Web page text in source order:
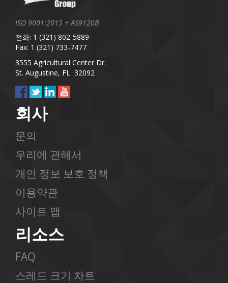
ISO 9001:2015 + AS9120B
전화: 1 (321) 802-5889
Fax: 1 (321) 733-7477
3555 Agricultural Center Dr.
St. Augustine, FL 32092
회사
문의
우리에 관해서
개인 정보 보호 정책
이용약관
사이트 맵
리소스
FAQ
스레드 크기 차트